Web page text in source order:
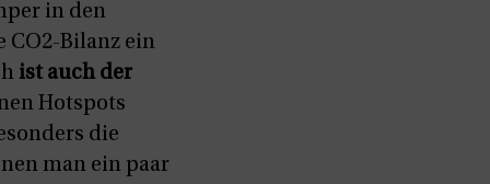
in den
CO2-Bilanz ein
ist auch der
Hotspots
die
man ein paar